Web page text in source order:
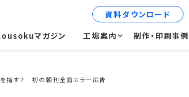
マガジン 工場案内 制作・印刷事例
資料ダウンロード
を指す？ 初の朝刊全面カラー広告